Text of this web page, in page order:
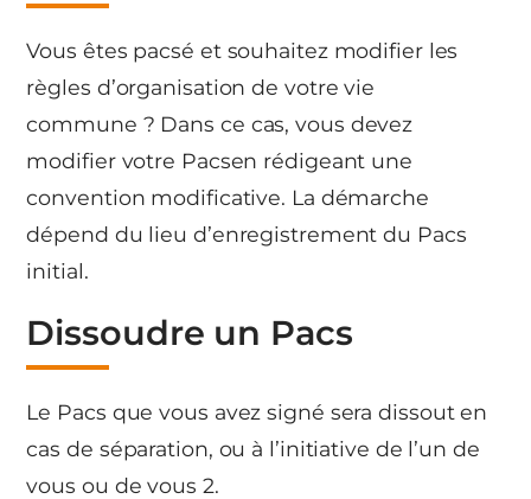
Vous êtes pacsé et souhaitez modifier les
règles d’organisation de votre vie
commune ? Dans ce cas, vous devez
modifier votre Pacsen rédigeant une
convention modificative. La démarche
dépend du lieu d’enregistrement du Pacs
initial.
Dissoudre un Pacs
Le Pacs que vous avez signé sera dissout en
cas de séparation, ou à l’initiative de l’un de
vous ou de vous 2.